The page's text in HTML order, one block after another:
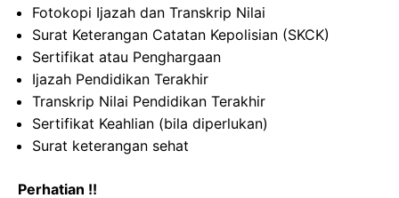
Fotokopi Ijazah dan Transkrip Nilai
Surat Keterangan Catatan Kepolisian (SKCK)
Sertifikat atau Penghargaan
Ijazah Pendidikan Terakhir
Transkrip Nilai Pendidikan Terakhir
Sertifikat Keahlian (bila diperlukan)
Surat keterangan sehat
Perhatian !!